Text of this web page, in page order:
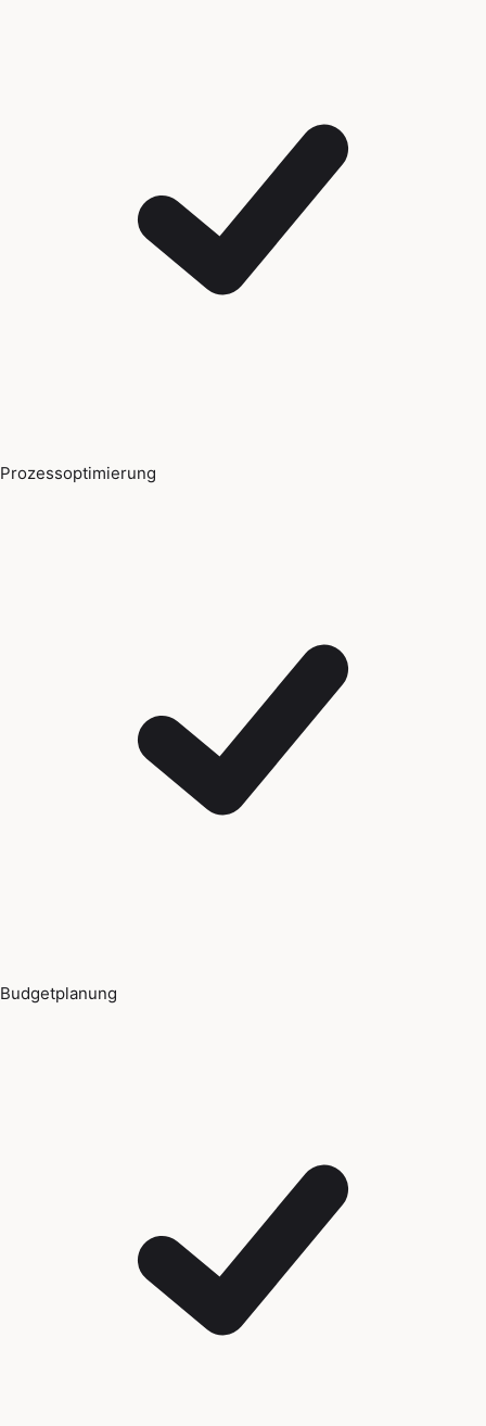
Prozessoptimierung
Budgetplanung